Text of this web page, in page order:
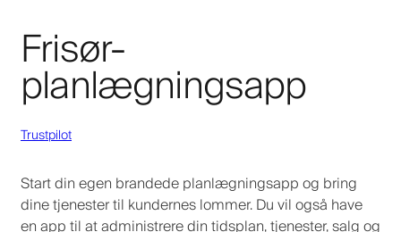
Frisør-
planlægningsapp
Trustpilot
Start din egen brandede planlægningsapp og bring
dine tjenester til kundernes lommer. Du vil også have
en app til at administrere din tidsplan, tjenester, salg og